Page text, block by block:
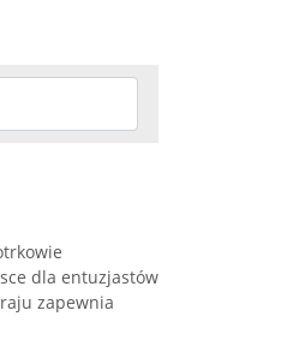
dla entuzjastów
zapewnia